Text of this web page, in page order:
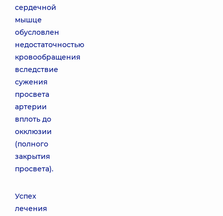
сердечной
мышце
обусловлен
недостаточностью
кровообращения
вследствие
сужения
просвета
артерии
вплоть до
окклюзии
(полного
закрытия
просвета).
Успех
лечения